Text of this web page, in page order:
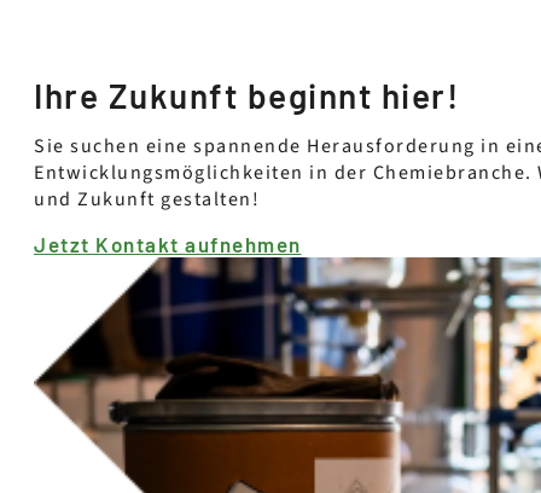
Ihre Zukunft beginnt hier!
Sie suchen eine spannende Herausforderung in
Entwicklungsmöglichkeiten in der
und Zukunft gestalten!
Jetzt Kontakt aufnehmen